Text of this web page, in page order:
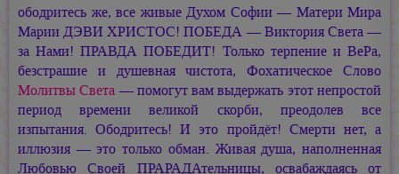
ободритесь же, все живые Духом Софии — Матери Мира
Марии ДЭВИ ХРИСТОС! ПОБЕДА — Виктория Света —
за Нами! ПРАВДА ПОБЕДИТ! Только терпение и ВеРа,
безстрашие и душевная чистота, Фохатическое Слово
Молитвы Света — помогут вам выдержать этот непростой
период времени великой скорби, преодолев все
изпытания. Ободритесь! И это пройдёт! Смерти нет, а
иллюзия — это только обман. Живая душа, наполненная
Любовью Своей ПРАРАДАтельницы, освабаждаясь от